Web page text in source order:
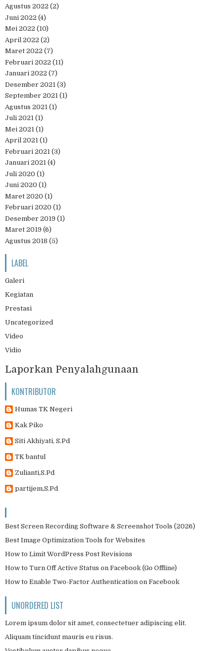
Agustus 2022 (2)
Juni 2022 (4)
Mei 2022 (10)
April 2022 (2)
Maret 2022 (7)
Februari 2022 (11)
Januari 2022 (7)
Desember 2021 (3)
September 2021 (1)
Agustus 2021 (1)
Juli 2021 (1)
Mei 2021 (1)
April 2021 (1)
Februari 2021 (3)
Januari 2021 (4)
Juli 2020 (1)
Juni 2020 (1)
Maret 2020 (1)
Februari 2020 (1)
Desember 2019 (1)
Maret 2019 (6)
Agustus 2018 (5)
LABEL
Galeri
Kegiatan
Prestasi
Uncategorized
Video
Vidio
Laporkan Penyalahgunaan
KONTRIBUTOR
Humas TK Negeri
Kak Piko
Siti Akhiyati, S.Pd
TK bantul
Zulianti,S.Pd
partijem,S.Pd
Best Screen Recording Software & Screenshot Tools (2026)
Best Image Optimization Tools for Websites
How to Limit WordPress Post Revisions
How to Turn Off Active Status on Facebook (Go Offline)
How to Enable Two-Factor Authentication on Facebook
UNORDERED LIST
Lorem ipsum dolor sit amet, consectetuer adipiscing elit.
Aliquam tincidunt mauris eu risus.